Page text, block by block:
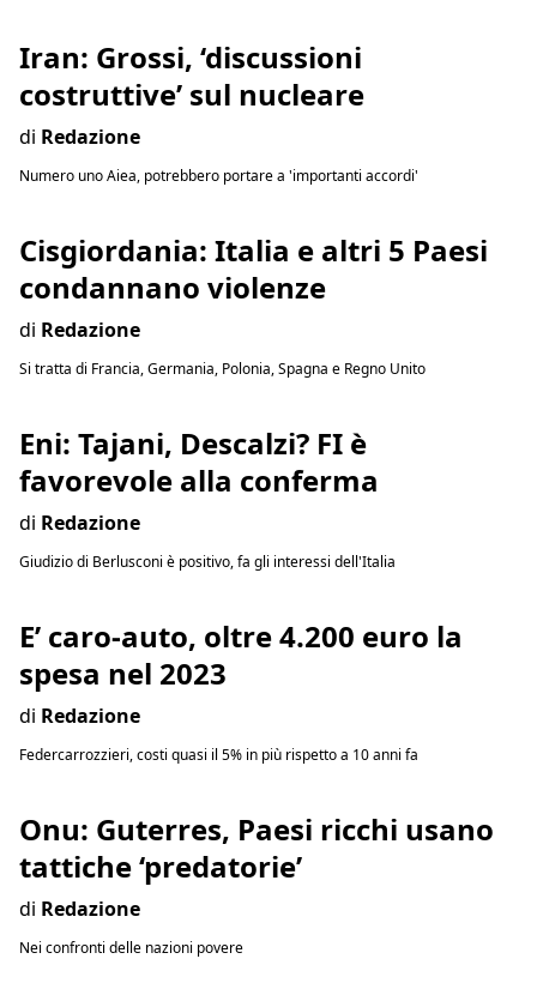
Iran: Grossi, ‘discussioni
costruttive’ sul nucleare
di Redazione
Numero uno Aiea, potrebbero portare a 'importanti accordi'
Cisgiordania: Italia e altri 5 Paesi
condannano violenze
di Redazione
Si tratta di Francia, Germania, Polonia, Spagna e Regno Unito
Eni: Tajani, Descalzi? FI è
favorevole alla conferma
di Redazione
Giudizio di Berlusconi è positivo, fa gli interessi dell'Italia
E’ caro-auto, oltre 4.200 euro la
spesa nel 2023
di Redazione
Federcarrozzieri, costi quasi il 5% in più rispetto a 10 anni fa
Onu: Guterres, Paesi ricchi usano
tattiche ‘predatorie’
di Redazione
Nei confronti delle nazioni povere